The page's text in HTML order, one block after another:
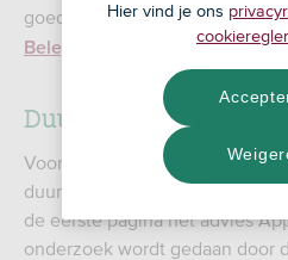
goedgekeurde bedrijven (het
Beleggingsuniversum).
Voor deze vergadering ligt er
de eerste pagina het advies
onderzoek wordt gedaan door
Hier vind je ons